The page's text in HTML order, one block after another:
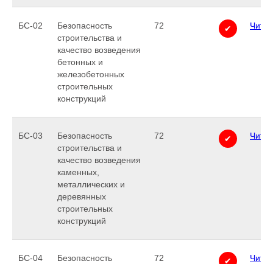
БС-02
Безопасность
строительства и
качество возведения
бетонных и
железобетонных
строительных
конструкций
72 ✔
БС-03
Безопасность
строительства и
качество возведения
каменных,
металлических и
деревянных
строительных
конструкций
72 ✔
БС-04 Безопасность 72 ✔